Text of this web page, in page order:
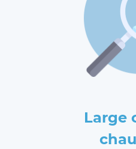
Large